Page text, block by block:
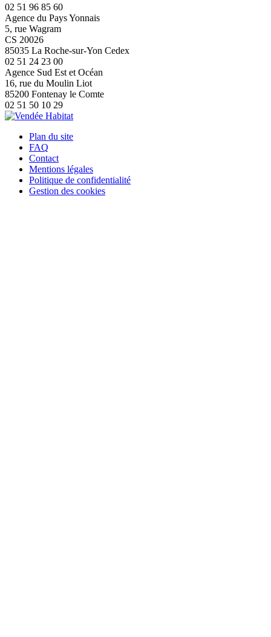
02 51 96 85 60
Agence du Pays Yonnais
5, rue Wagram
CS 20026
85035 La Roche-sur-Yon Cedex
02 51 24 23 00
Agence Sud Est et Océan
16, rue du Moulin Liot
85200 Fontenay le Comte
02 51 50 10 29
Plan du site
FAQ
Contact
Mentions légales
Politique de confidentialité
Gestion des cookies